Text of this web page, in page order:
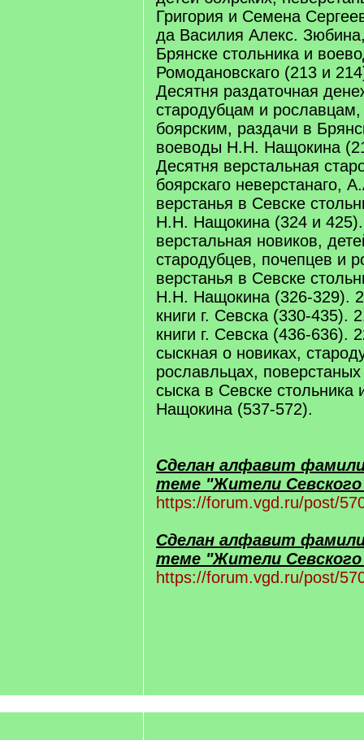
Григория и Семена
да Василия Алекс.
Брянске стольника и
Ромодановскаго (213 и
Десятня раздаточная
стародубцам и
боярским, раздачи в
воеводы Н.Н. Нащокина
Десятня верстальная
боярскаго неверстанаго,
верстанья в Севске
Н.Н. Нащокина (324 и 425).
верстальная новиков,
стародубцев, почепцев и
верстанья в Севске
Н.Н. Нащокина (326-329).
книги г. Севска (330-435).
книги г. Севска (436-636).
сыскная о новиках,
рославльцах, поверстаных
сыска в Севске
Нащокина (537-572).
Сделан алфавит
теме "Жители Севского
https://forum.vgd.ru/post/
Сделан алфавит
теме "Жители Севского
https://forum.vgd.ru/post/